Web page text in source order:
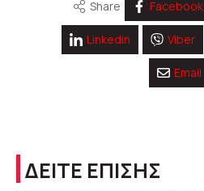
Share Facebook
Linkedin Viber
Email
ΔΕΙΤΕ ΕΠΙΣΗΣ